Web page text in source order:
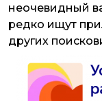
неочевидный
редко ищут
других